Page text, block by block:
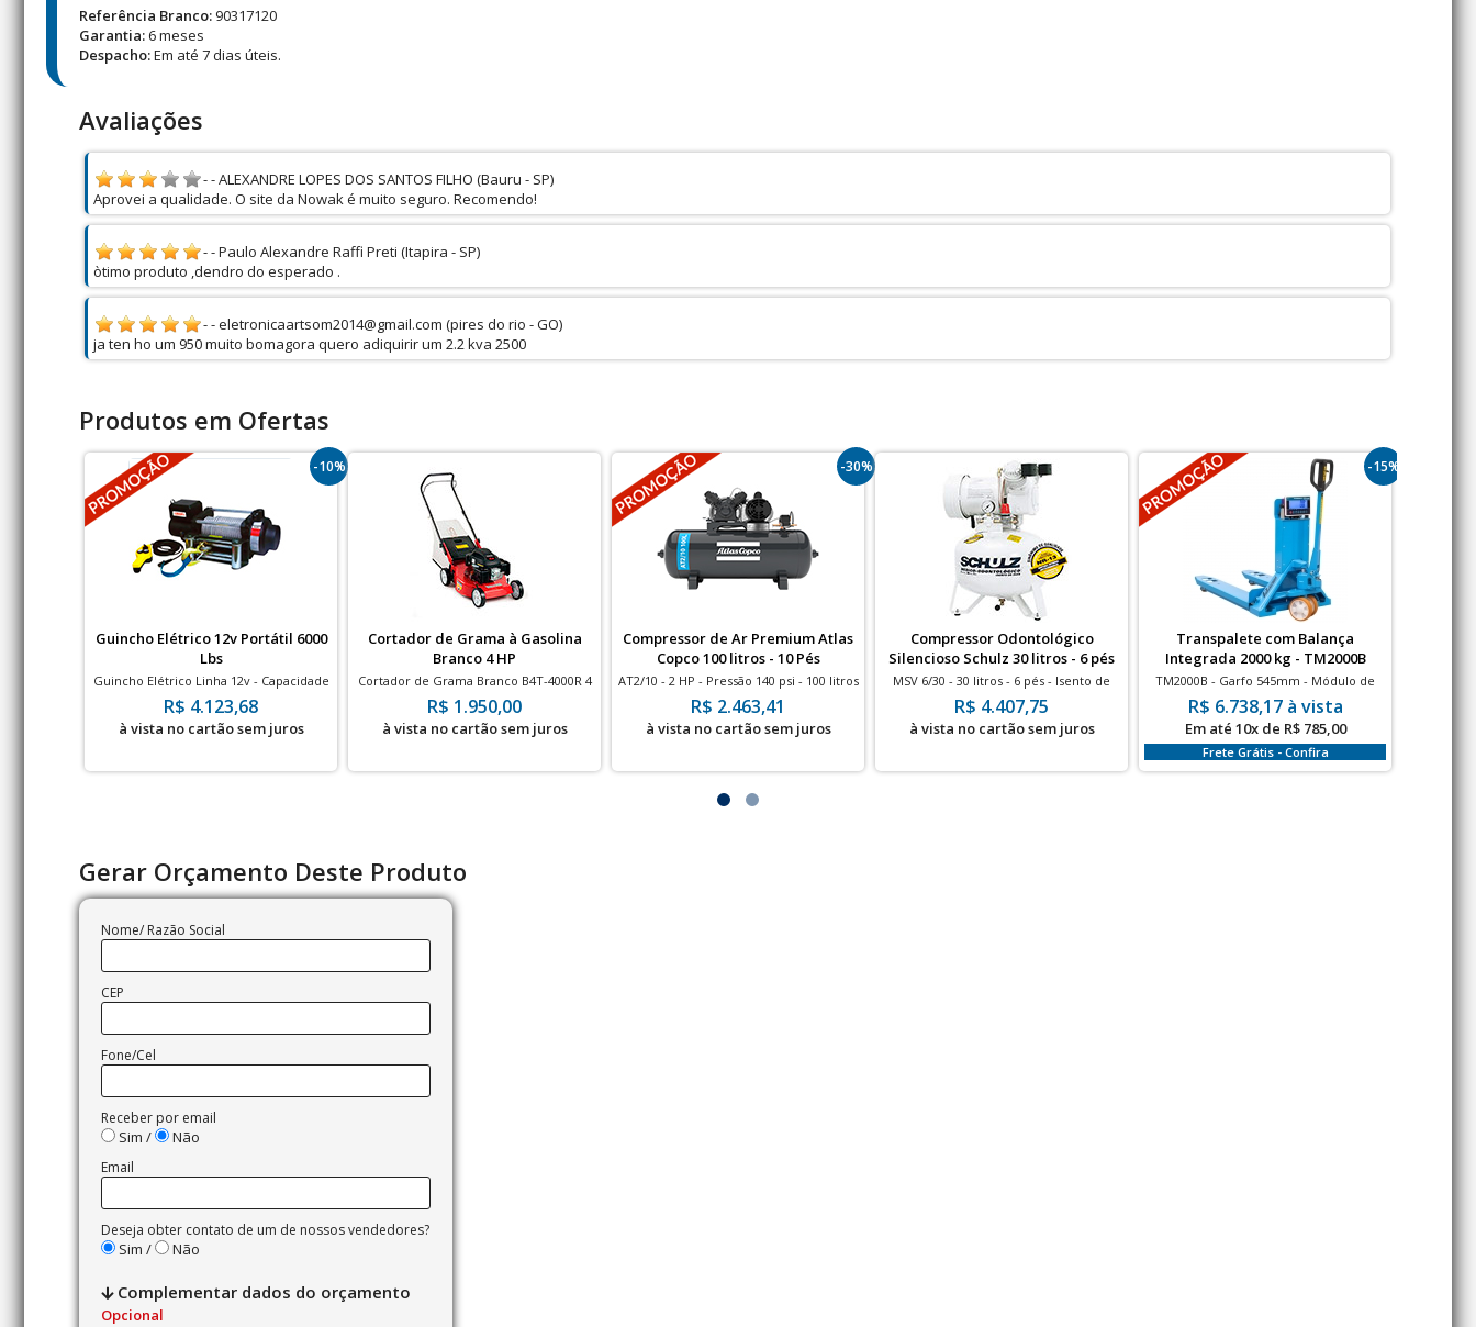
Referência Branco: 90317120
Garantia: 6 meses
Despacho:Em até 7 dias úteis.
Avaliações
- - ALEXANDRE LOPES DOS SANTOS FILHO (Bauru - SP)
Aprovei a qualidade. O site da Nowak é muito seguro. Recomendo!
- - Paulo Alexandre Raffi Preti (Itapira - SP)
òtimo produto ,dendro do esperado .
- - eletronicaartsom2014@gmail.com (pires do rio - GO)
ja ten ho um 950 muito bomagora quero adiquirir um 2.2 kva 2500
Produtos em Ofertas
-10%
Guincho Elétrico 12v Portátil 6000
Lbs
Guincho Elétrico Linha 12v - Capacidade
de até 6000 lbs
R$ 4.123,68
à vista no cartão sem juros
Cortador de Grama à Gasolina
Branco 4 HP
Cortador de Grama Branco B4T-4000R 4
HP - Corte 46 cm - Roda Pequena
R$ 1.950,00
à vista no cartão sem juros
-30%
Compressor de Ar Premium Atlas
Copco 100 litros - 10 Pés
AT2/10 - 2 HP - Pressão 140 psi - 100 litros
- 10 pés - IP 21 - Motor Aberto
R$ 2.463,41
à vista no cartão sem juros
Compressor Odontológico
Silencioso Schulz 30 litros - 6 pés
MSV 6/30 - 30 litros - 6 pés - Isento de
Óleo
R$ 4.407,75
à vista no cartão sem juros
-15%
Transpalete com Balança
Integrada 2000 kg - TM2000B
TM2000B - Garfo 545mm - Módulo de
Pesagem Aprovado pelo Inmetro, com
Visor Digital
R$ 6.738,17 à vista
Em até 10x de R$ 785,00
Frete Grátis - Confira
Gerar Orçamento Deste Produto
Nome/ Razão Social
CEP
Fone/Cel
Receber por email
Sim / Não
Email
Deseja obter contato de um de nossos vendedores?
Sim / Não
Complementar dados do orçamento
Opcional